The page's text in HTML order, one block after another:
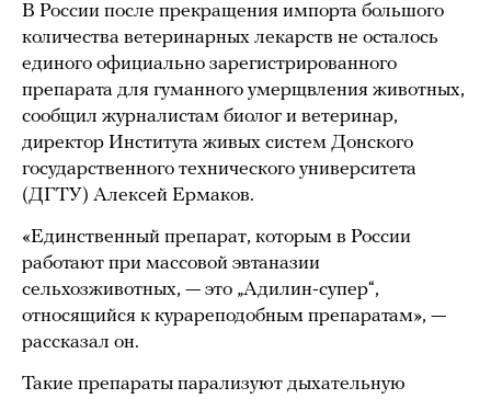
В России после прекращения импорта большого
количества ветеринарных лекарств не осталось
единого официально зарегистрированного
препарата для гуманного умерщвления животных,
сообщил журналистам биолог и ветеринар,
директор Института живых систем Донского
государственного технического университета
(ДГТУ) Алексей Ермаков.
«Единственный препарат, которым в России
работают при массовой эвтаназии
сельхозживотных, — это „Адилин-супер“,
относящийся к курареподобным препаратам», —
рассказал он.
Такие препараты парализуют дыхательную